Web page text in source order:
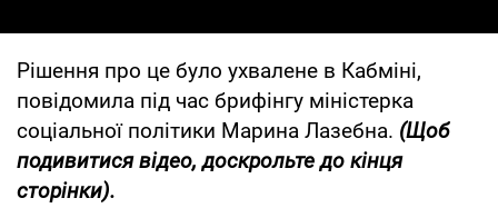
Рішення про це було ухвалене в Кабміні,
повідомила під час брифінгу міністерка
соціальної політики Марина Лазебна. (Щоб
подивитися відео, доскрольте до кінця
сторінки).